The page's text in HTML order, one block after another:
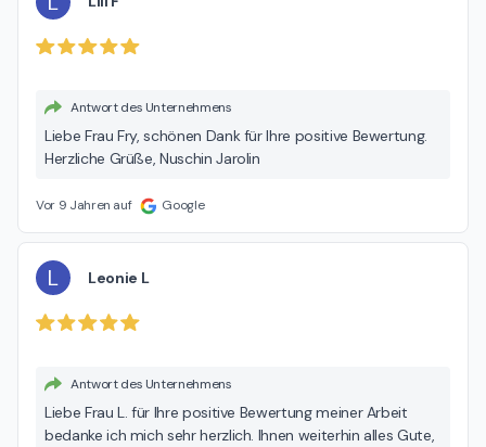
Antwort des Unternehmens
Liebe Frau Fry, schönen Dank für Ihre positive Bewertung.
Herzliche Grüße, Nuschin Jarolin
Vor 9 Jahren auf Google
L Leonie L
Antwort des Unternehmens
Liebe Frau L. für Ihre positive Bewertung meiner Arbeit
bedanke ich mich sehr herzlich. Ihnen weiterhin alles Gute,